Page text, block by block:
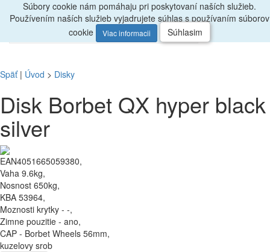
Radiporadíme, zavolajte047/4397722
Menu
0
Späť| Úvod > Disky
Disk Borbet QX hyper black
silver
EAN4051665059380,
Vaha 9.6kg,
Nosnost 650kg,
KBA 53964,
Moznosti krytky - -,
Zimne pouzitie - ano,
CAP - Borbet Wheels 56mm,
kuzelovy srob
Súbory cookie nám pomáhaju pri poskytovaní naších služieb.
Používením naších služieb vyjadrujete súhlas s používaním súborov
cookie
Viac informacii Súhlasim